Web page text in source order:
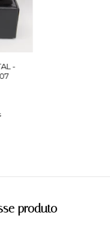
-
produto